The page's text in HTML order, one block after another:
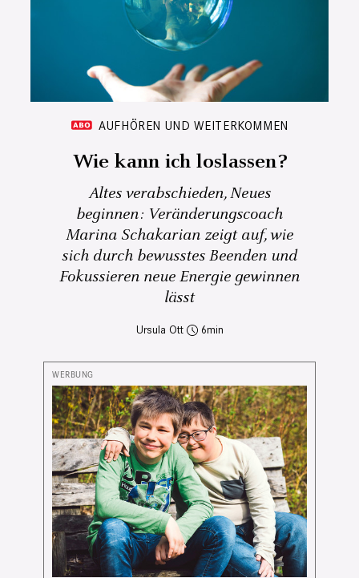
AUFHÖREN UND WEITERKOMMEN
Wie kann ich loslassen?
Altes verabschieden, Neues
beginnen: Veränderungscoach
Marina Schakarian zeigt auf, wie
sich durch bewusstes Beenden und
Fokussieren neue Energie gewinnen
lässt
Ursula Ott 6